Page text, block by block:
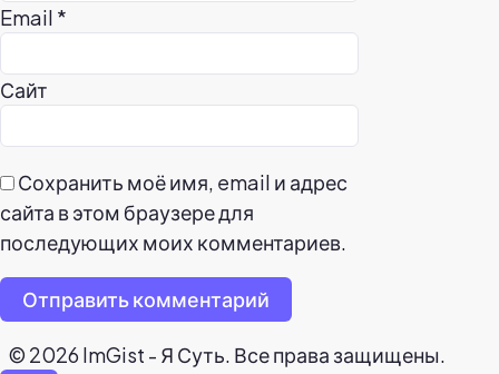
Email *
Сайт
Сохранить моё имя, email и адрес
сайта в этом браузере для
последующих моих комментариев.
Отправить комментарий
© 2026 ImGist - Я Суть. Все права защищены.